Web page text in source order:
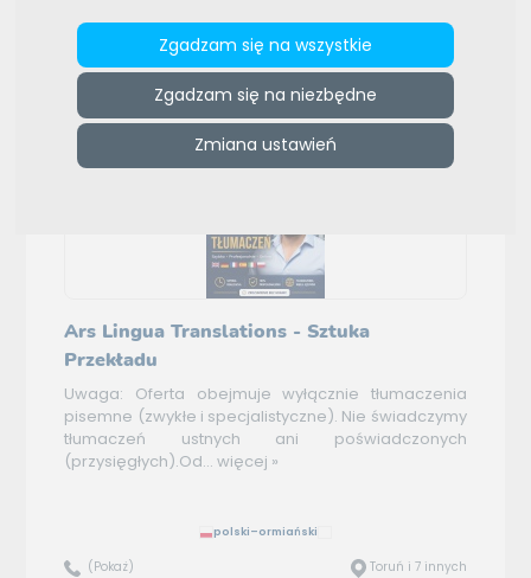
Zgadzam się na wszystkie
Zgadzam się na niezbędne
Zmiana ustawień
Wybierz typ sortowania
Pozostałe oferty (6)
Ars Lingua Translations - Sztuka
Przekładu
Uwaga: Oferta obejmuje wyłącznie tłumaczenia
pisemne (zwykłe i specjalistyczne). Nie świadczymy
tłumaczeń ustnych ani poświadczonych
(przysięgłych).Od... więcej »
polski–ormiański
(Pokaż) Toruń i 7 innych